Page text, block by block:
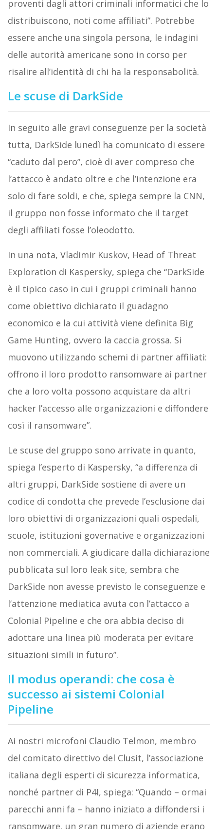
proventi dagli attori criminali informatici che lo
distribuiscono, noti come affiliati”. Potrebbe
essere anche una singola persona, le indagini
delle autorità americane sono in corso per
risalire all’identità di chi ha la responsabolità.
Le scuse di DarkSide
In seguito alle gravi conseguenze per la società
tutta, DarkSide lunedì ha comunicato di essere
“caduto dal pero”, cioè di aver compreso che
l’attacco è andato oltre e che l’intenzione era
solo di fare soldi, e che, spiega sempre la CNN,
il gruppo non fosse informato che il target
degli affiliati fosse l’oleodotto.
In una nota, Vladimir Kuskov, Head of Threat
Exploration di Kaspersky, spiega che “DarkSide
è il tipico caso in cui i gruppi criminali hanno
come obiettivo dichiarato il guadagno
economico e la cui attività viene definita Big
Game Hunting, ovvero la caccia grossa. Si
muovono utilizzando schemi di partner affiliati:
offrono il loro prodotto ransomware ai partner
che a loro volta possono acquistare da altri
hacker l’accesso alle organizzazioni e diffondere
così il ransomware”.
Le scuse del gruppo sono arrivate in quanto,
spiega l’esperto di Kaspersky, “a differenza di
altri gruppi, DarkSide sostiene di avere un
codice di condotta che prevede l’esclusione dai
loro obiettivi di organizzazioni quali ospedali,
scuole, istituzioni governative e organizzazioni
non commerciali. A giudicare dalla dichiarazione
pubblicata sul loro leak site, sembra che
DarkSide non avesse previsto le conseguenze e
l’attenzione mediatica avuta con l’attacco a
Colonial Pipeline e che ora abbia deciso di
adottare una linea più moderata per evitare
situazioni simili in futuro”.
Il modus operandi: che cosa è
successo ai sistemi Colonial
Pipeline
Ai nostri microfoni Claudio Telmon, membro
del comitato direttivo del Clusit, l’associazione
italiana degli esperti di sicurezza informatica,
nonché partner di P4I, spiega: “Quando – ormai
parecchi anni fa – hanno iniziato a diffondersi i
ransomware, un gran numero di aziende erano